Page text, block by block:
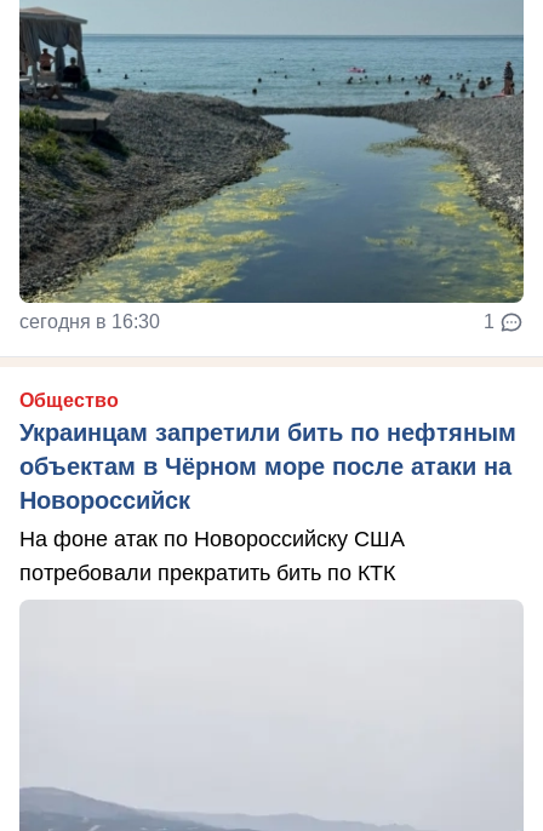
сегодня в 16:30 1
Общество
Украинцам запретили бить по нефтяным
объектам в Чёрном море после атаки на
Новороссийск
На фоне атак по Новороссийску США
потребовали прекратить бить по КТК